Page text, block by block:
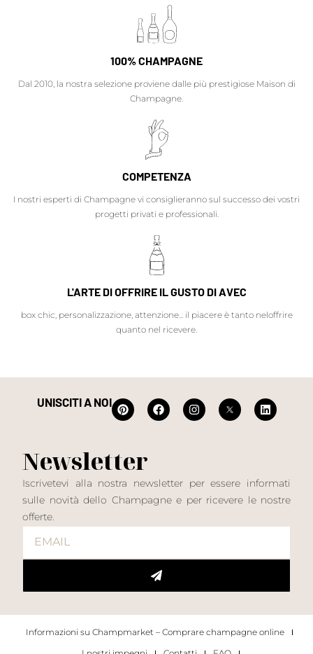
100% CHAMPAGNE
Dal 2010, la nostra selezione proviene dalle più prestigiose Maison di
Champagne.
COMPETENZA
I nostri esperti di Champagne vi consiglieranno sul successo dei vostri
progetti privati e professionali.
L'ARTE DI OFFRIRE IL GUSTO DI AVEC
box chic, personalizzazione, attenzione... il piacere è tanto neloffrire
quanto nel ricevere.
UNISCITI A NOI
Newsletter
Iscrivetevi alla nostra newsletter per essere informati
sulle novità dello Champagne e per ricevere le nostre
offerte.
Informazioni su Champmarket – Comprare champagne online